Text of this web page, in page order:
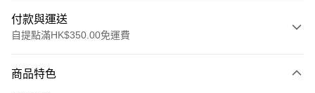
付款與運送
自提點滿HK$350.00免運費
信用卡
商品特色